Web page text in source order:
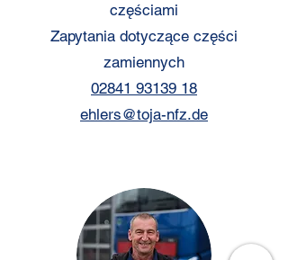
częściami
Zapytania dotyczące części
zamiennych
02841 93139 18
ehlers@toja-nfz.de